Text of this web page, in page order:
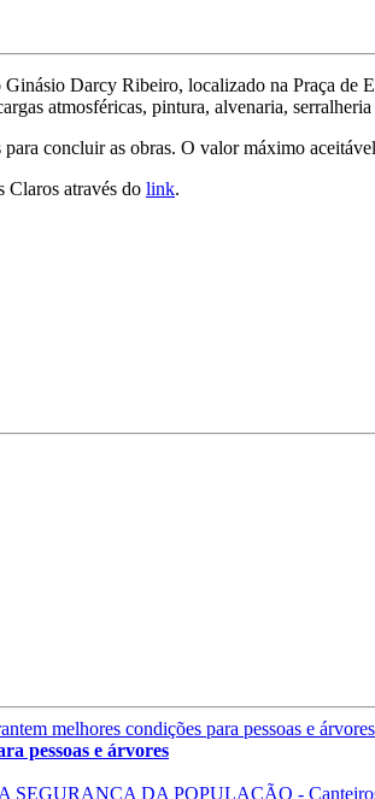
Darcy Ribeiro, localizado na Praça de
atmosféricas, pintura, alvenaria,
concluir as obras. O valor máximo
Claros através do link.
pessoas e árvores